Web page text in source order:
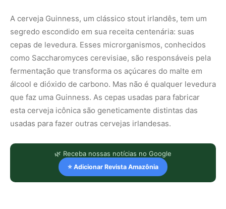
A cerveja Guinness, um clássico stout irlandês, tem um
segredo escondido em sua receita centenária: suas
cepas de levedura. Esses microrganismos, conhecidos
como Saccharomyces cerevisiae, são responsáveis pela
fermentação que transforma os açúcares do malte em
álcool e dióxido de carbono. Mas não é qualquer levedura
que faz uma Guinness. As cepas usadas para fabricar
esta cerveja icônica são geneticamente distintas das
usadas para fazer outras cervejas irlandesas.
🌿 Receba nossas notícias no Google
⭐ Adicionar Revista Amazônia